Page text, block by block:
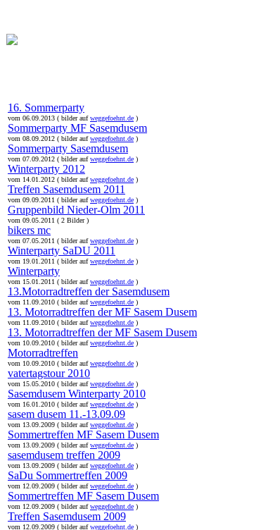
16. Sommerparty
vom 06.09.2013 ( bilder aufweggefoehnt.de )
Sommerparty MF Sasemdusem
vom 08.09.2012 ( bilder aufweggefoehnt.de )
Sommerparty Sasemdusem
vom 07.09.2012 ( bilder aufweggefoehnt.de )
Winterparty 2012
vom 14.01.2012 ( bilder aufweggefoehnt.de )
Treffen Sasemdusem 2011
vom 09.09.2011 ( bilder aufweggefoehnt.de )
Gruppenbild Nieder-Olm 2011
vom 09.05.2011 ( 2 Bilder )
bikers mc
vom 07.05.2011 ( bilder aufweggefoehnt.de )
Winterparty SaDU 2011
vom 19.01.2011 ( bilder aufweggefoehnt.de )
Winterparty
vom 15.01.2011 ( bilder aufweggefoehnt.de )
13.Motorradtreffen der Sasemdusem
vom 11.09.2010 ( bilder aufweggefoehnt.de )
13. Motorradtreffen der MF Sasem Dusem
vom 11.09.2010 ( bilder aufweggefoehnt.de )
13. Motorradtreffen der MF Sasem Dusem
vom 10.09.2010 ( bilder aufweggefoehnt.de )
Motorradtreffen
vom 10.09.2010 ( bilder aufweggefoehnt.de )
vatertagstour 2010
vom 15.05.2010 ( bilder aufweggefoehnt.de )
Sasemdusem Winterparty 2010
vom 16.01.2010 ( bilder aufweggefoehnt.de )
sasem dusem 11.-13.09.09
vom 13.09.2009 ( bilder aufweggefoehnt.de )
Sommertreffen MF Sasem Dusem
vom 13.09.2009 ( bilder aufweggefoehnt.de )
sasemdusem treffen 2009
vom 13.09.2009 ( bilder aufweggefoehnt.de )
SaDu Sommertreffen 2009
vom 12.09.2009 ( bilder aufweggefoehnt.de )
Sommertreffen MF Sasem Dusem
vom 12.09.2009 ( bilder aufweggefoehnt.de )
Treffen Sasemdusem 2009
vom 12.09.2009 ( bilder aufweggefoehnt.de )